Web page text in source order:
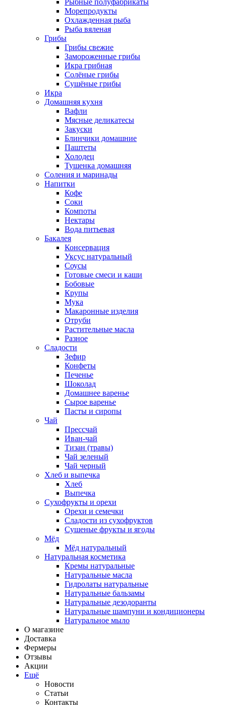
Рыбные полуфабрикаты
Морепродукты
Охлажденная рыба
Рыба вяленая
Грибы
Грибы свежие
Замороженные грибы
Икра грибная
Солёные грибы
Сушёные грибы
Икра
Домашняя кухня
Вафли
Мясные деликатесы
Закуски
Блинчики домашние
Паштеты
Холодец
Тушенка домашняя
Соления и маринады
Напитки
Кофе
Соки
Компоты
Нектары
Вода питьевая
Бакалея
Консервация
Уксус натуральный
Соусы
Готовые смеси и каши
Бобовые
Крупы
Мука
Макаронные изделия
Отруби
Растительные масла
Разное
Сладости
Зефир
Конфеты
Печенье
Шоколад
Домашнее варенье
Сырое варенье
Пасты и сиропы
Чай
Прессчай
Иван-чай
Тизан (травы)
Чай зеленый
Чай черный
Хлеб и выпечка
Хлеб
Выпечка
Сухофрукты и орехи
Орехи и семечки
Сладости из сухофруктов
Сушеные фрукты и ягоды
Мёд
Мёд натуральный
Натуральная косметика
Кремы натуральные
Натуральные масла
Гидролаты натуральные
Натуральные бальзамы
Натуральные дезодоранты
Натуральные шампуни и кондиционеры
Натуральное мыло
О магазине
Доставка
Фермеры
Отзывы
Акции
Ещё
Новости
Статьи
Контакты